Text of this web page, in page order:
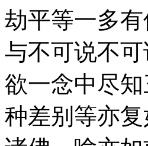
劫平等一多
与不可说不
欲一念中尽
种差别等亦